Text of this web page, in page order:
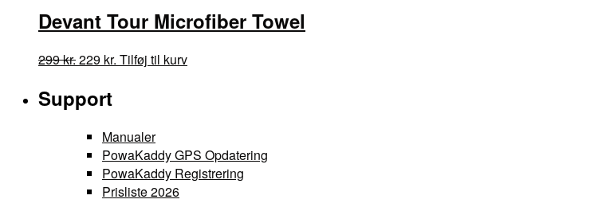
flere
varianter.
Mulighederne
kan
Devant Tour Microfiber Towel
299kr.Den
pris
var:
299 kr..
229 kr. Den
229 kr..
Tilføj til kurvDette
Mulighederne
kan
vælges
Support
Manualer
PowaKaddy GPS Opdatering
PowaKaddy Registrering
Prisliste 2026